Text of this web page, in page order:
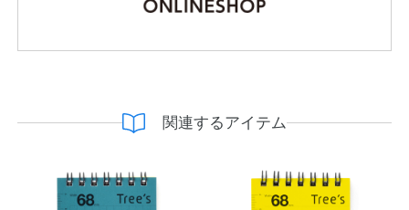
関連するアイテム